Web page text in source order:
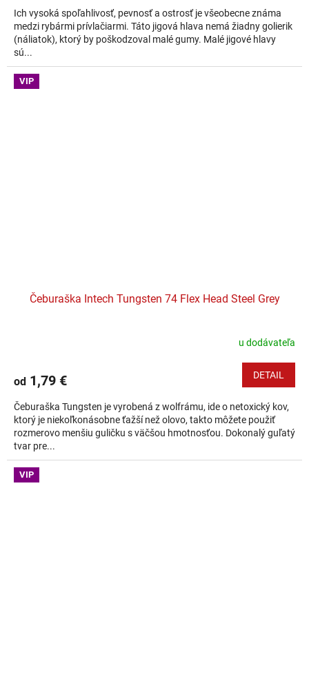
Ich vysoká spoľahlivosť, pevnosť a ostrosť je všeobecne známa
medzi rybármi prívlačiarmi. Táto jigová hlava nemá žiadny golierik
(náliatok), ktorý by poškodzoval malé gumy. Malé jigové hlavy
sú...
VIP
Čeburaška Intech Tungsten 74 Flex Head Steel Grey
u dodávateľa
od 1,79 € DETAIL
Čeburaška Tungsten je vyrobená z wolfrámu, ide o netoxický kov,
ktorý je niekoľkonásobne ťažší než olovo, takto môžete použiť
rozmerovo menšiu guličku s väčšou hmotnosťou. Dokonalý guľatý
tvar pre...
VIP